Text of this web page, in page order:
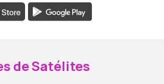
de Satélites